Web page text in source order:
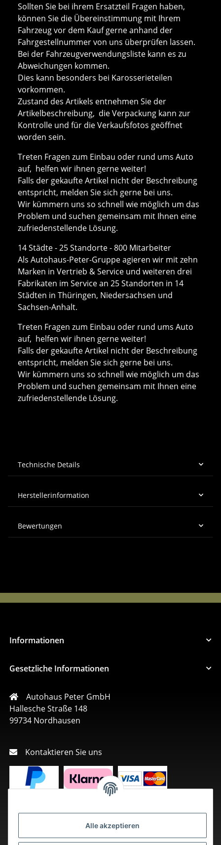
Alle akzeptieren
Sollten Sie bei ihrem Ersatzteil Fragen haben,
können Sie die Übereinstimmung mit Ihrem
Fahrzeug vor dem Kauf gerne anhand der
Fahrgestellnummer von uns überprüfen lassen.
Bei der Fahrzeugverwendungsliste kann es zu
Abweichungen kommen.
Dies kann besonders bei Karosserieteilen
vorkommen.
Zustand des Artikels entnehmen Sie der
Artikelbeschreibung, die Verpackung kann zur
Kontrolle und für die Verkaufsfotos geöffnet
worden sein.
Treten Fragen zum Einbau oder rund ums Auto
auf, helfen wir ihnen gerne weiter!
Falls der gekaufte Artikel nicht der Beschreibung
entspricht, melden Sie sich gerne bei uns.
Wir kümmern uns so schnell wie möglich um das
Problem und suchen gemeinsam mit Ihnen eine
zufriedenstellende Lösung.
14 Städte - 25 Standorte - 800 Mitarbeiter
Als Autohaus-Peter-Gruppe agieren wir mit zehn
Marken in Vertrieb & Service und weiteren drei
Fabrikaten im Service an 25 Standorten in 14
Städten in Thüringen, Niedersachsen und
Sachsen-Anhalt.
Treten Fragen zum Einbau oder rund ums Auto
auf, helfen wir ihnen gerne weiter!
Falls der gekaufte Artikel nicht der Beschreibung
entspricht, melden Sie sich gerne bei uns.
Wir kümmern uns so schnell wie möglich um das
Problem und suchen gemeinsam mit Ihnen eine
zufriedenstellende Lösung.
Technische Details
Herstellerinformation
Bewertungen
Informationen
Gesetzliche Informationen
Autohaus Peter GmbH
Hallesche Straße 148
99734 Nordhausen
Kontaktieren Sie uns